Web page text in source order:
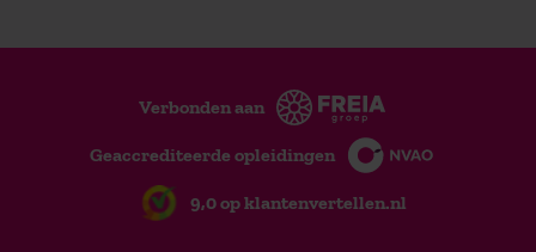
Verbonden aan
Geaccrediteerde opleidingen
9,0 op klantenvertellen.nl